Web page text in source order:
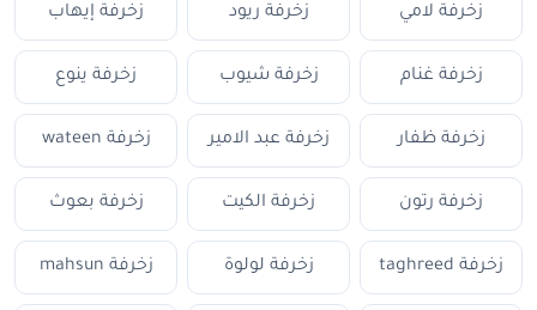
زخرفة لامي زخرفة ريود زخرفة إيهاب
زخرفة غنام زخرفة شيوب زخرفة ينوع
زخرفة ظفار زخرفة عبد الامير زخرفة wateen
زخرفة رتون زخرفة الكيت زخرفة بعوث
زخرفة taghreed زخرفة لولوة زخرفة mahsun